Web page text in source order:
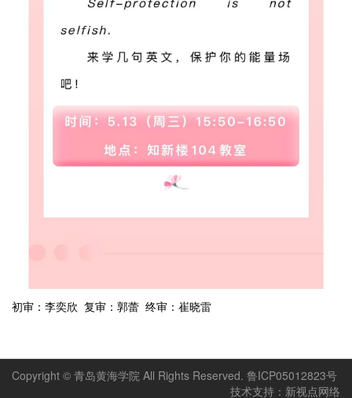
初审：李奕欣 复审：郭蕾 终审：崔晓雷
Copyright © 青岛黄海学院 All Rights Reserved. 鲁ICP05012823号
技术支持：新视点网络